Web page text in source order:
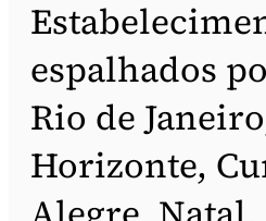
espalhados
Rio de
Horizonte,